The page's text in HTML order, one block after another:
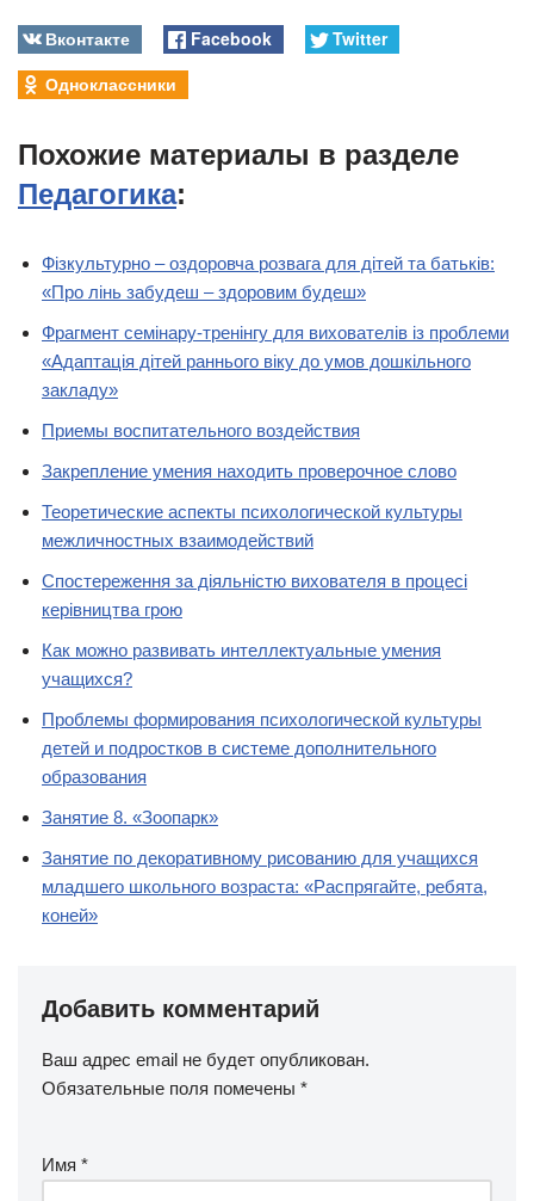
Вконтакте Facebook
Twitter
Одноклассники
Похожие материалы в разделе
Педагогика:
Фізкультурно – оздоровча розвага для дітей та батьків:
«Про лінь забудеш – здоровим будеш»
Фрагмент семінару-тренінгу для вихователів із проблеми
«Адаптація дітей раннього віку до умов дошкільного
закладу»
Приемы воспитательного воздействия
Закрепление умения находить проверочное слово
Теоретические аспекты психологической культуры
межличностных взаимодействий
Спостереження за діяльністю вихователя в процесі
керівництва грою
Как можно развивать интеллектуальные умения
учащихся?
Проблемы формирования психологической культуры
детей и подростков в системе дополнительного
образования
Занятие 8. «Зоопарк»
Занятие по декоративному рисованию для учащихся
младшего школьного возраста: «Распрягайте, ребята,
коней»
Добавить комментарий
Ваш адрес email не будет опубликован.
Обязательные поля помечены *
Имя *